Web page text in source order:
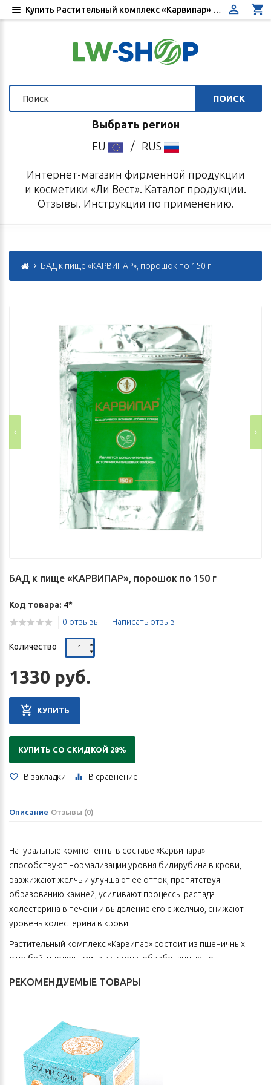
ПОИСК
Выбрать регион
EU
/ RUS
Интернет-магазин фирменной продукции
и косметики «Ли Вест». Каталог продукции.
Отзывы. Инструкции по применению.
БАД к пище «КАРВИПАР», порошок по 150 г
БАД к пище «КАРВИПАР», порошок по 150 г
Код товара: 4*
0 отзывы
Написать отзыв
Количество
1330 руб.
КУПИТЬ
КУПИТЬ СО СКИДКОЙ 28%
В закладки В сравнение
Описание Отзывы (0)
Натуральные компоненты в составе «Карвипара»
способствуют нормализации уровня билирубина в крови,
разжижают желчь и улучшают ее отток, препятствуя
образованию камней; усиливают процессы распада
холестерина в печени и выделение его с желчью, снижают
уровень холестерина в крови.
Растительный комплекс «Карвипар» состоит из пшеничных
отрубей, плодов тмина и укропа, обработанных по
эффективными защитными свойствами для печени и
кишечника при воздействии на них различных токсических
продуктов, содержащихся во вредных веществах, алкоголе, а
также при паразитарной интоксикации (лямблии, описторхи,
аскариды, острицы и др.).
РЕКОМЕНДУЕМЫЕ ТОВАРЫ
Купить Растительный комплекс «Карвипар» - Цена, отзывы, инструкция по применению - Интернет-магазин «Ли Вест»